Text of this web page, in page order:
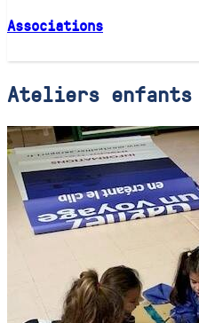
Associations
Ateliers enfants